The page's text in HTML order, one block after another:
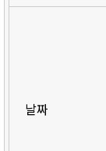
날짜